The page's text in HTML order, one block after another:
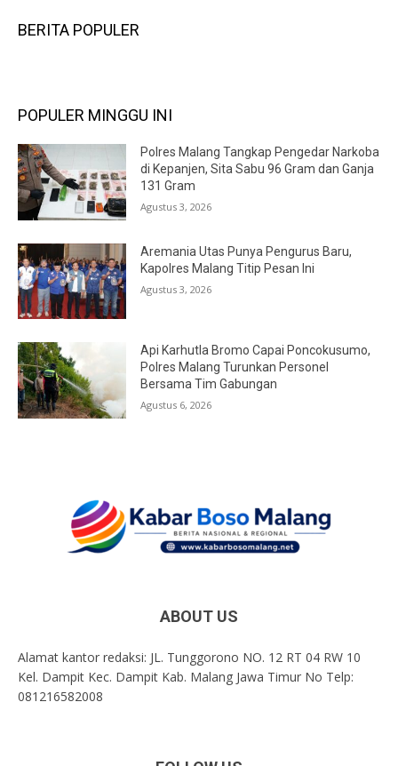
BERITA POPULER
POPULER MINGGU INI
Polres Malang Tangkap Pengedar Narkoba
di Kepanjen, Sita Sabu 96 Gram dan Ganja
131 Gram
Agustus 3, 2026
Aremania Utas Punya Pengurus Baru,
Kapolres Malang Titip Pesan Ini
Agustus 3, 2026
Api Karhutla Bromo Capai Poncokusumo,
Polres Malang Turunkan Personel
Bersama Tim Gabungan
Agustus 6, 2026
ABOUT US
Alamat kantor redaksi: JL. Tunggorono NO. 12 RT 04 RW 10
Kel. Dampit Kec. Dampit Kab. Malang Jawa Timur No Telp:
081216582008